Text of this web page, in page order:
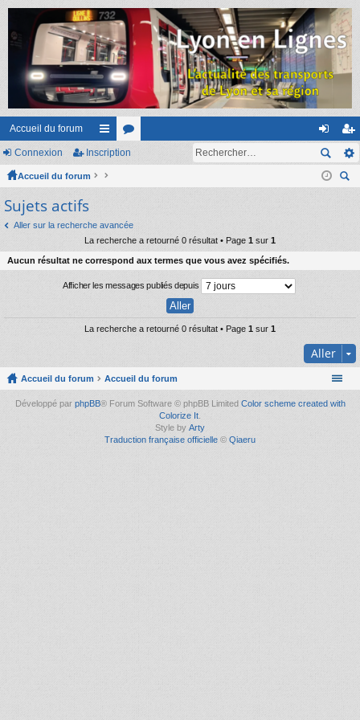
Accueil du forum
ac
co
ci
s
or
s
on
ne
ns
cri
Connexion Inscription
Accueil du forum
Sujets actifs
Aller sur la recherche avancée
La recherche a retourné 0 résultat • Page 1 sur 1
Aucun résultat ne correspond aux termes que vous avez spécifiés.
Afficher les messages publiés depuis
La recherche a retourné 0 résultat • Page 1 sur 1
Aller
Accueil du forum Accueil du forum
Développé par phpBB® Forum Software © phpBB Limited Color scheme created with
Colorize It
Style by Arty
Traduction française officielle © Qiaeru